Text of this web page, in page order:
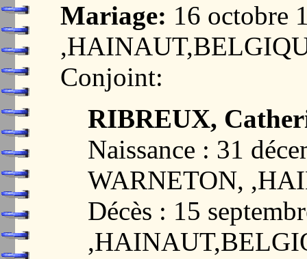
Mariage: 16 octobre
Conjoint:
RIBREUX,
Naissance : 31
WARNETON,
Décès : 15